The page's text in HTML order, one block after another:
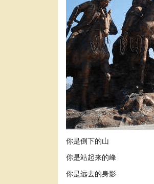
你是倒下的山
你是站起来的峰
你是远去的身影